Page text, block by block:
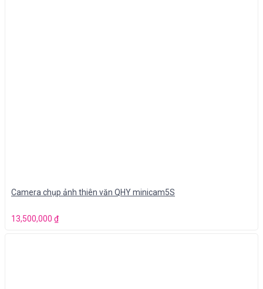
Camera chụp ảnh thiên văn QHY minicam5S
13,500,000 ₫